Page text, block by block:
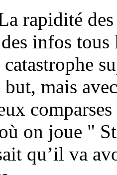
rapidité des
infos tous
mais
on joue "
qu’il va